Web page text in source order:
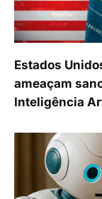
Estados
ameaçam
Inteligência